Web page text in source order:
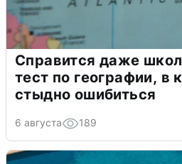
Справится даже
тест по географии, в
стыдно ошибиться
6 августа 189